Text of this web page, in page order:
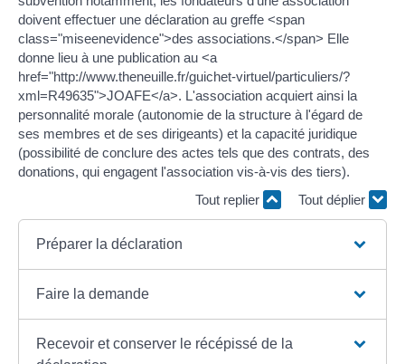
doivent effectuer une déclaration au greffe <span
class="miseenevidence">des associations.</span> Elle
donne lieu à une publication au <a
href="http://www.theneuille.fr/guichet-virtuel/particuliers/?
xml=R49635">JOAFE</a>. L'association acquiert ainsi la
personnalité morale (autonomie de la structure à l'égard de
ses membres et de ses dirigeants) et la capacité juridique
(possibilité de conclure des actes tels que des contrats, des
donations, qui engagent l'association vis-à-vis des tiers).
Tout replier
Tout déplier
Préparer la déclaration
Faire la demande
Recevoir et conserver le récépissé de la